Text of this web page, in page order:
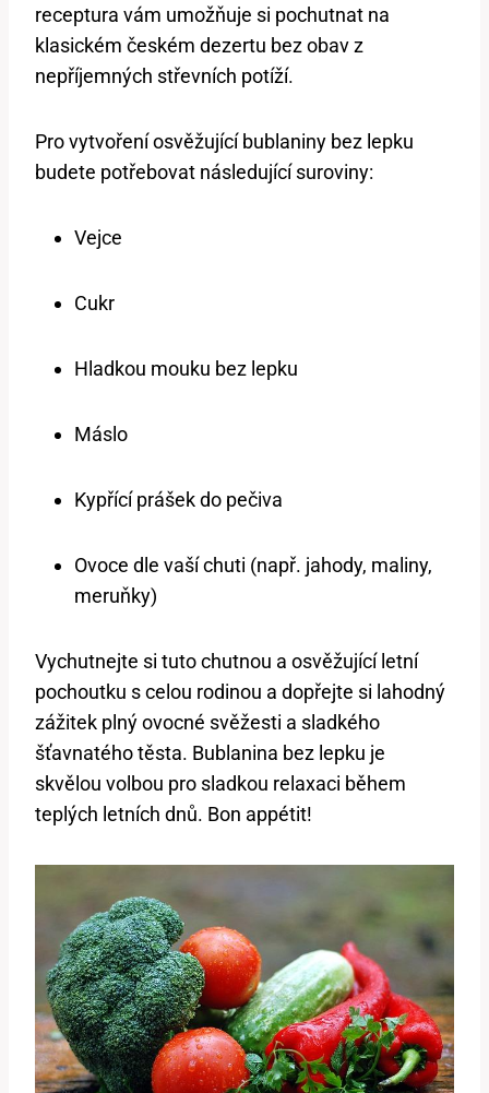
receptura vám umožňuje si pochutnat na
klasickém českém dezertu bez obav z
nepříjemných střevních potíží.
Pro vytvoření osvěžující bublaniny bez lepku
budete potřebovat následující suroviny:
Vejce
Cukr
Hladkou mouku bez lepku
Máslo
Kypřící prášek do pečiva
Ovoce dle vaší chuti (např. jahody, maliny,
meruňky)
Vychutnejte si tuto chutnou a osvěžující letní
pochoutku s celou rodinou a dopřejte si lahodný
zážitek plný ovocné svěžesti a sladkého
šťavnatého těsta. Bublanina bez lepku je
skvělou volbou pro sladkou relaxaci během
teplých letních dnů. Bon appétit!